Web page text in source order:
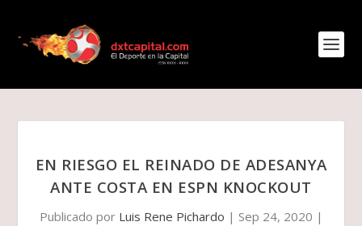
EN RIESGO EL REINADO DE ADESANYA
ANTE COSTA EN ESPN KNOCKOUT
Publicado por Luis Rene Pichardo | Sep 24, 2020 |